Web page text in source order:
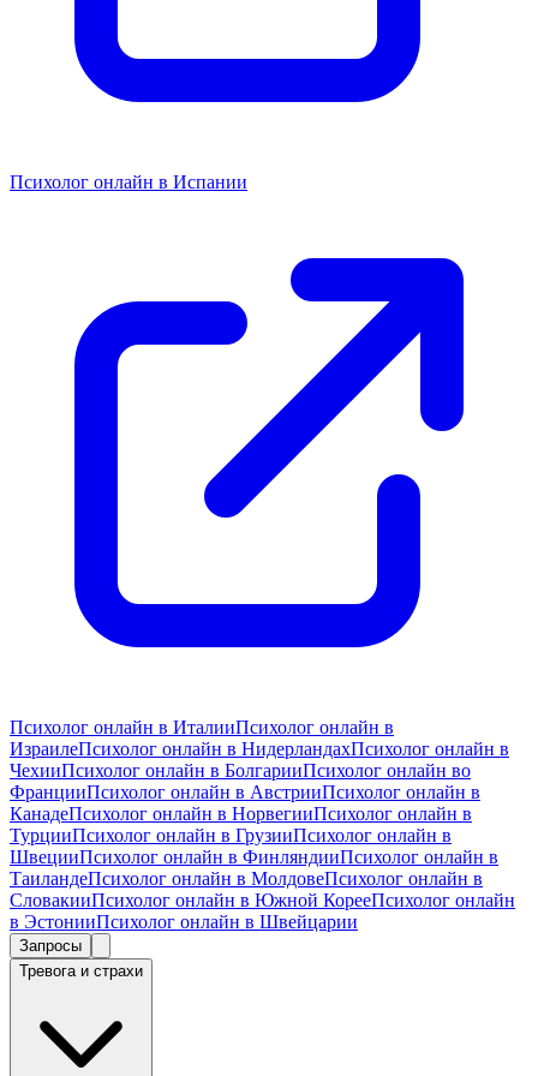
Психолог онлайн в Испании
Психолог онлайн в ИталииПсихолог онлайн в
ИзраилеПсихолог онлайн в НидерландахПсихолог онлайн в
ЧехииПсихолог онлайн в БолгарииПсихолог онлайн во
ФранцииПсихолог онлайн в АвстрииПсихолог онлайн в
КанадеПсихолог онлайн в НорвегииПсихолог онлайн в
ТурцииПсихолог онлайн в ГрузииПсихолог онлайн в
ШвецииПсихолог онлайн в ФинляндииПсихолог онлайн в
ТаиландеПсихолог онлайн в МолдовеПсихолог онлайн в
СловакииПсихолог онлайн в Южной КорееПсихолог онлайн
в ЭстонииПсихолог онлайн в Швейцарии
Запросы
Тревога и страхи